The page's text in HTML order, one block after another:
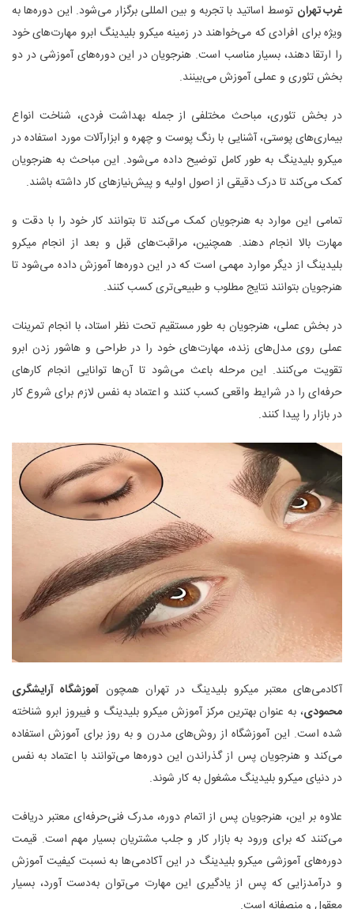
غرب تهران توسط اساتید با تجربه و بین‌ المللی برگزار می‌شود. این دوره‌ها به
‌ویژه برای افرادی که می‌خواهند در زمینه میکرو بلیدینگ ابرو مهارت‌های خود
را ارتقا دهند، بسیار مناسب است. هنرجویان در این دوره‌های آموزشی در دو
بخش تئوری و عملی آموزش می‌بینند.
در بخش تئوری، مباحث مختلفی از جمله بهداشت فردی، شناخت انواع
بیماری‌های پوستی، آشنایی با رنگ پوست و چهره و ابزارآلات مورد استفاده در
میکرو بلیدینگ به ‌طور کامل توضیح داده می‌شود. این مباحث به هنرجویان
کمک می‌کند تا درک دقیقی از اصول اولیه و پیش‌نیازهای کار داشته باشند.
تمامی این موارد به هنرجویان کمک می‌کند تا بتوانند کار خود را با دقت و
مهارت بالا انجام دهند. همچنین، مراقبت‌های قبل و بعد از انجام میکرو
بلیدینگ از دیگر موارد مهمی است که در این دوره‌ها آموزش داده می‌شود تا
هنرجویان بتوانند نتایج مطلوب و طبیعی‌تری کسب کنند.
در بخش عملی، هنرجویان به طور مستقیم تحت نظر استاد، با انجام تمرینات
عملی روی مدل‌های زنده، مهارت‌های خود را در طراحی و هاشور زدن ابرو
تقویت می‌کنند. این مرحله باعث می‌شود تا آن‌ها توانایی انجام کارهای
حرفه‌ای را در شرایط واقعی کسب کنند و اعتماد به نفس لازم برای شروع کار
در بازار را پیدا کنند.
آکادمی‌های معتبر میکرو بلیدینگ در تهران همچون آموزشگاه آرایشگری
محمودی، به عنوان بهترین مرکز آموزش میکرو بلیدینگ و فیبروز ابرو شناخته
شده‌ است. این آموزشگاه‌ از روش‌های مدرن و به ‌روز برای آموزش استفاده
می‌کند و هنرجویان پس از گذراندن این دوره‌ها می‌توانند با اعتماد به نفس
در دنیای میکرو بلیدینگ مشغول به کار شوند.
علاوه بر این، هنرجویان پس از اتمام دوره، مدرک فنی‌حرفه‌ای معتبر دریافت
می‌کنند که برای ورود به بازار کار و جلب مشتریان بسیار مهم است. قیمت
دوره‌های آموزشی میکرو بلیدینگ در این آکادمی‌ها به نسبت کیفیت آموزش
و درآمدزایی که پس از یادگیری این مهارت می‌توان به‌دست آورد، بسیار